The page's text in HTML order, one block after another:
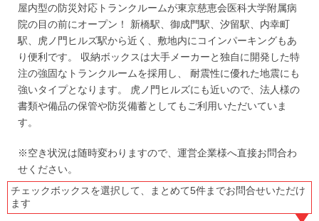
屋内型の防災対応トランクルームが東京慈恵会医科大学附属病
院の目の前にオープン！ 新橋駅、御成門駅、汐留駅、内幸町
駅、虎ノ門ヒルズ駅から近く、敷地内にコインパーキングもあ
り便利です。 収納ボックスは大手メーカーと独自に開発した特
注の強固なトランクルームを採用し、 耐震性に優れた地震にも
強いタイプとなります。 虎ノ門ヒルズにも近いので、法人様の
書類や備品の保管や防災備蓄としてもご利用いただいていま
す。
※空き状況は随時変わりますので、運営企業様へ直接お問合わ
せください。
チェックボックスを選択して、まとめて5件までお問合せいただけ
ます